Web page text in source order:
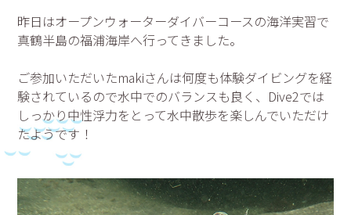
昨日はオープンウォーターダイバーコースの海洋実習で
真鶴半島の福浦海岸へ行ってきました。
ご参加いただいたmakiさんは何度も体験ダイビングを経
験されているので水中でのバランスも良く、Dive2では
しっかり中性浮力をとって水中散歩を楽しんでいただけ
たようです！